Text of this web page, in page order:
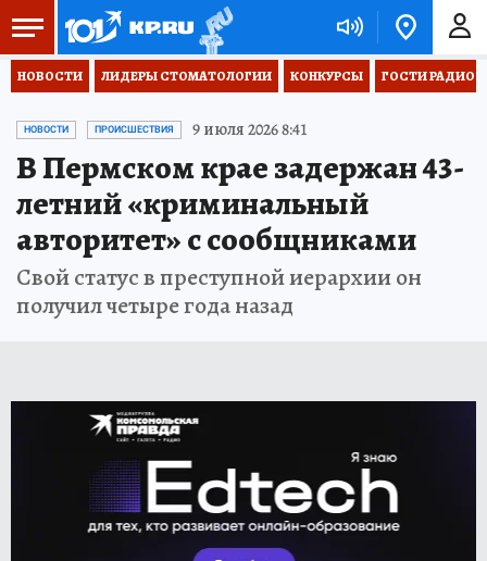
НОВОСТИ ЛИДЕРЫ СТОМАТОЛОГИИ КОНКУРСЫ ГОСТИ РАДИО
НОВОСТИ ПРОИСШЕСТВИЯ 9 июля 2026 8:41
В Пермском крае задержан 43-
летний «криминальный
авторитет» с сообщниками
Свой статус в преступной иерархии он
получил четыре года назад